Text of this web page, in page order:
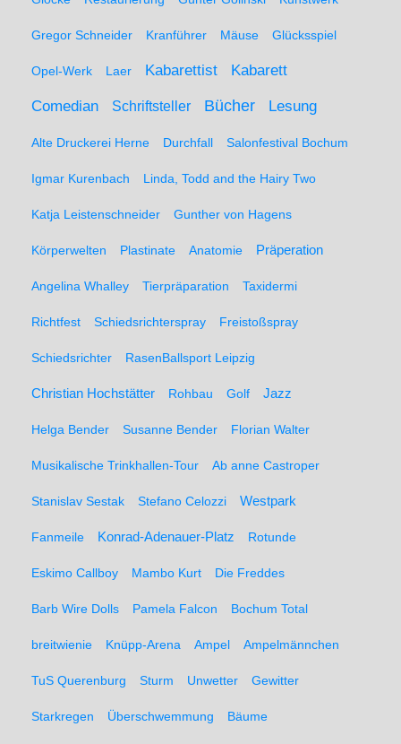
Gregor Schneider Kranführer Mäuse Glücksspiel
Opel-Werk Laer Kabarettist
Kabarett
Comedian
Schriftsteller Bücher Lesung
Alte Druckerei Herne Durchfall Salonfestival Bochum
Igmar Kurenbach Linda, Todd and the Hairy Two
Katja Leistenschneider Gunther von Hagens
Körperwelten Plastinate Anatomie Präperation
Angelina Whalley Tierpräparation Taxidermi
Richtfest Schiedsrichterspray Freistoßspray
Schiedsrichter RasenBallsport Leipzig
Christian Hochstätter Rohbau Golf Jazz
Helga Bender Susanne Bender Florian Walter
Musikalische Trinkhallen-Tour Ab anne Castroper
Stanislav Sestak Stefano Celozzi Westpark
Fanmeile Konrad-Adenauer-Platz Rotunde
Eskimo Callboy Mambo Kurt Die Freddes
Barb Wire Dolls Pamela Falcon Bochum Total
breitwienie Knüpp-Arena Ampel Ampelmännchen
TuS Querenburg Sturm Unwetter Gewitter
Starkregen Überschwemmung Bäume